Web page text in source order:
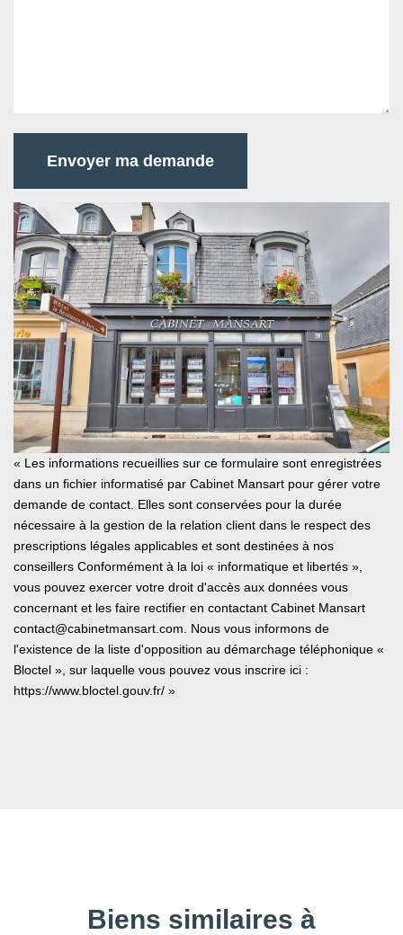
Envoyer ma demande
« Les informations recueillies sur ce formulaire sont enregistrées
dans un fichier informatisé par Cabinet Mansart pour gérer votre
demande de contact. Elles sont conservées pour la durée
nécessaire à la gestion de la relation client dans le respect des
prescriptions légales applicables et sont destinées à nos
conseillers Conformément à la loi « informatique et libertés »,
vous pouvez exercer votre droit d'accès aux données vous
concernant et les faire rectifier en contactant Cabinet Mansart
contact@cabinetmansart.com. Nous vous informons de
l'existence de la liste d'opposition au démarchage téléphonique «
Bloctel », sur laquelle vous pouvez vous inscrire ici :
https://www.bloctel.gouv.fr/ »
Biens similaires à